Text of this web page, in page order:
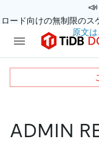
📣
ード向けの無制限の
原文
ADMIN